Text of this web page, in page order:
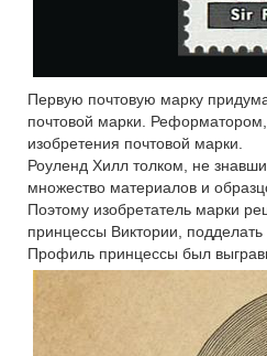
Первую почтовую марку
почтовой марки.
изобретения почтовой марки.
Роуленд Хилл толком, не
множество материалов и
Поэтому изобретатель марки
принцессы Виктории,
Профиль принцессы был